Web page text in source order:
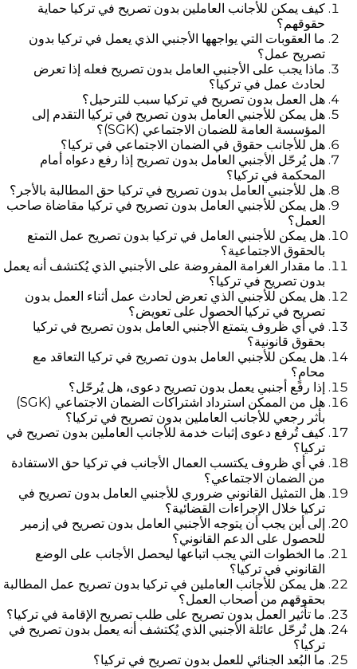
كيف يمكن للأجانب العاملين بدون تصريح في تركيا حماية
حقوقهم؟
ما العقوبات التي يواجهها الأجنبي الذي يعمل في تركيا بدون
تصريح عمل؟
ماذا يجب على الأجنبي العامل بدون تصريح فعله إذا تعرض
لحادث عمل في تركيا؟
هل العمل بدون تصريح في تركيا سبب للترحيل؟
هل يمكن للأجنبي العامل بدون تصريح في تركيا التقدم إلى
المؤسسة العامة للضمان الاجتماعي (SGK)؟
هل للأجانب حقوق في الضمان الاجتماعي في تركيا؟
هل يُرحّل الأجنبي العامل بدون تصريح إذا رفع دعواه أمام
المحكمة في تركيا؟
هل للأجنبي العامل بدون تصريح في تركيا حق المطالبة بالأجر؟
هل يمكن للأجنبي العامل بدون تصريح في تركيا مقاضاة صاحب
العمل؟
هل يمكن للأجنبي العامل في تركيا بدون تصريح عمل التمتع
بالحقوق الاجتماعية؟
ما مقدار الغرامة المفروضة على الأجنبي الذي يُكتشف أنه يعمل
بدون تصريح في تركيا؟
هل يمكن للأجنبي الذي تعرض لحادث عمل أثناء العمل بدون
تصريح في تركيا الحصول على تعويض؟
في أي ظروف يتمتع الأجنبي العامل بدون تصريح في تركيا
بحقوق قانونية؟
هل يمكن للأجنبي العامل بدون تصريح في تركيا التعاقد مع
محامٍ؟
إذا رفع أجنبي يعمل بدون تصريح دعوى، هل يُرحّل؟
هل من الممكن استرداد اشتراكات الضمان الاجتماعي (SGK)
بأثر رجعي للأجانب العاملين بدون تصريح في تركيا؟
كيف تُرفع دعوى إثبات خدمة للأجانب العاملين بدون تصريح في
تركيا؟
في أي ظروف يكتسب العمال الأجانب في تركيا حق الاستفادة
من الضمان الاجتماعي؟
هل التمثيل القانوني ضروري للأجنبي العامل بدون تصريح في
تركيا خلال الإجراءات القضائية؟
إلى أين يجب أن يتوجه الأجنبي العامل بدون تصريح في إزمير
للحصول على الدعم القانوني؟
ما الخطوات التي يجب اتباعها ليحصل الأجانب على الوضع
القانوني في تركيا؟
هل يمكن للأجانب العاملين في تركيا بدون تصريح عمل المطالبة
بحقوقهم من أصحاب العمل؟
ما تأثير العمل بدون تصريح على طلب تصريح الإقامة في تركيا؟
هل تُرحّل عائلة الأجنبي الذي يُكتشف أنه يعمل بدون تصريح في
تركيا؟
ما البُعد الجنائي للعمل بدون تصريح في تركيا؟